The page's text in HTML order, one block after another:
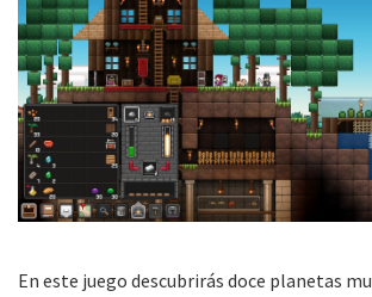
En este juego descubrirás doce planetas